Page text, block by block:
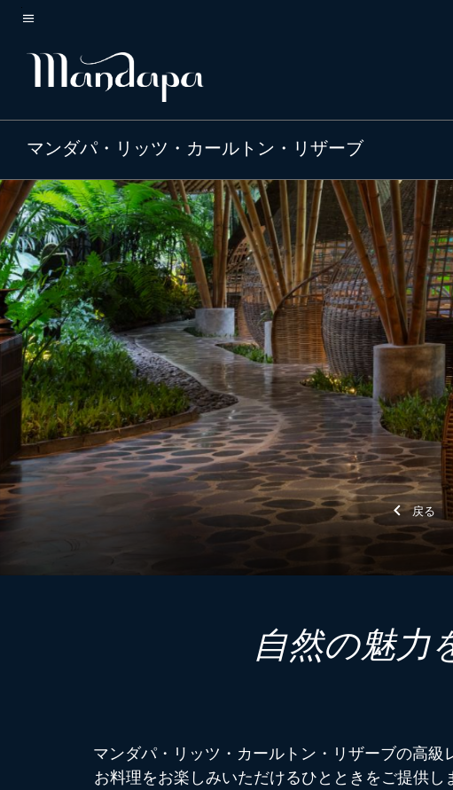
Skip
main
マンダパ・リッツ・カールトン・リザーブ
戻る
自然の魅力
マンダパ・リッツ・カールトン・リザーブの高
お料理をお楽しみいただけるひとときをご提供